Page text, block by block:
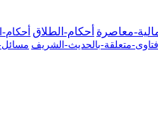
معاصرة أحكام-الطلاق أحكام-
فتاوى-متعلقة-بالحديث-الشريف